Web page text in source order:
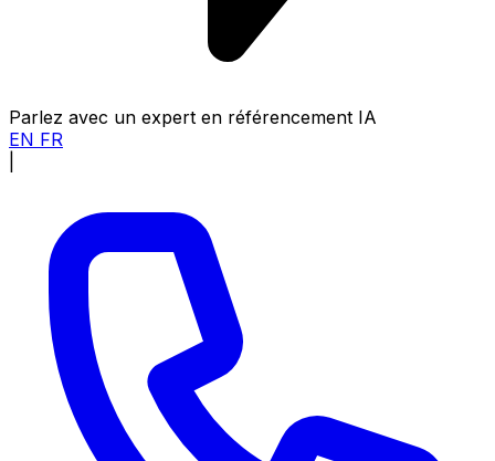
Parlez avec un expert en référencement IA
EN FR